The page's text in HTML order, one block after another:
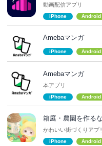
動画配信アプリ
iPhone Android
Amebaマンガ
iPhone Android
Amebaマンガ
本アプリ
iPhone Android
箱庭・農園を作る
かわいい街づくりアプ
iPhone Android